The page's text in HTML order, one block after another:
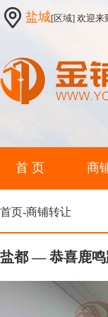
盐城[区域] 欢迎来
首 页 商
首页-商铺转让
盐都 — 恭喜鹿鸣